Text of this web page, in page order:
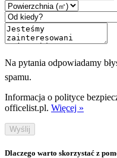
Na pytania odpowiadamy
spamu.
Informacja o polityce
officelist.pl. Więcej »
Wyślij
Dlaczego warto skorzystać z